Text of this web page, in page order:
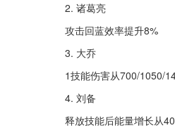
2. 诸葛亮
攻击回蓝效率提升8%
3. 大乔
1技能伤害从700/1050/
4. 刘备
释放技能后能量增长从